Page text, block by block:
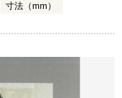
寸法（mm）